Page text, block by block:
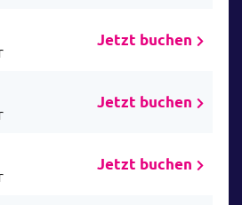
Jetzt buchen
Jetzt buchen
Jetzt buchen